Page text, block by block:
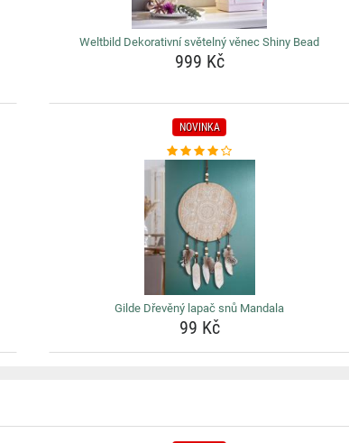
Weltbild Dekorativní světelný věnec Shiny Bead
999 Kč
NOVINKA
Gilde Dřevěný lapač snů Mandala
99 Kč